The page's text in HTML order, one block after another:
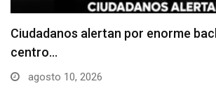
Denuncian falta de señalización en
estacionamiento…
agosto 10, 2026